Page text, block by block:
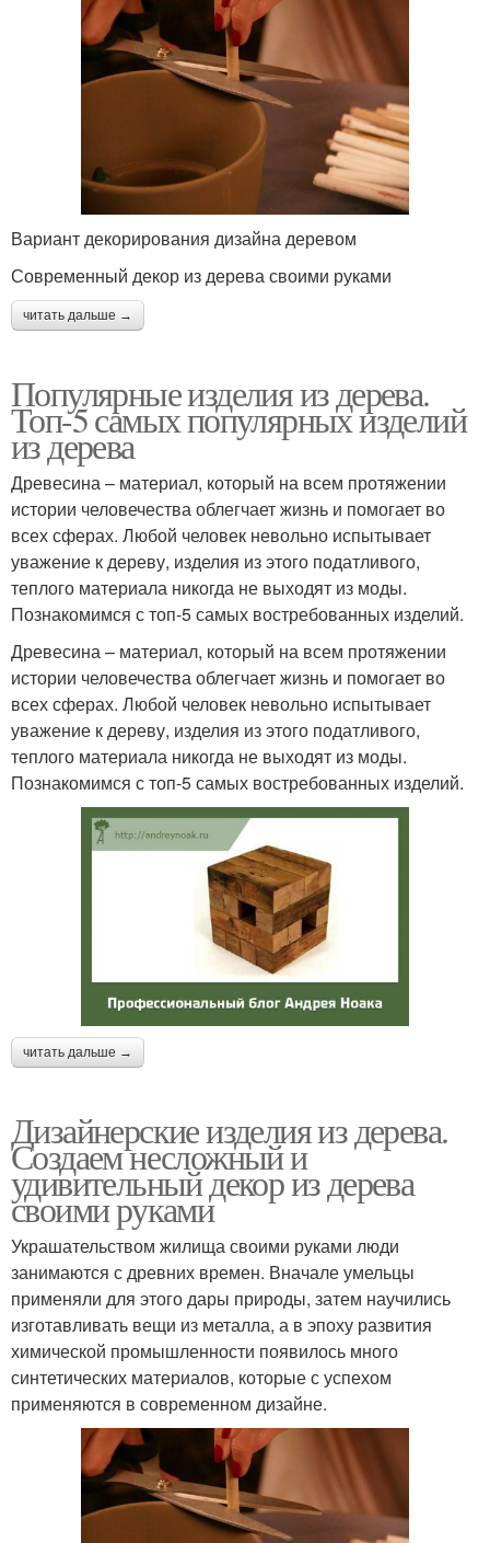
Вариант декорирования дизайна деревом
Современный декор из дерева своими руками
читать дальше →
Популярные изделия из дерева.
Топ-5 самых популярных изделий
из дерева
Древесина – материал, который на всем протяжении
истории человечества облегчает жизнь и помогает во
всех сферах. Любой человек невольно испытывает
уважение к дереву, изделия из этого податливого,
теплого материала никогда не выходят из моды.
Познакомимся с топ-5 самых востребованных изделий.
Древесина – материал, который на всем протяжении
истории человечества облегчает жизнь и помогает во
всех сферах. Любой человек невольно испытывает
уважение к дереву, изделия из этого податливого,
теплого материала никогда не выходят из моды.
Познакомимся с топ-5 самых востребованных изделий.
читать дальше →
Дизайнерские изделия из дерева.
Создаем несложный и
удивительный декор из дерева
своими руками
Украшательством жилища своими руками люди
занимаются с древних времен. Вначале умельцы
применяли для этого дары природы, затем научились
изготавливать вещи из металла, а в эпоху развития
химической промышленности появилось много
синтетических материалов, которые с успехом
применяются в современном дизайне.